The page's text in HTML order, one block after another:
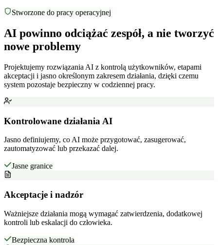
Stworzone do pracy operacyjnej
AI powinno odciążać zespół, a nie tworzyć
nowe problemy
Projektujemy rozwiązania AI z kontrolą użytkowników, etapami
akceptacji i jasno określonym zakresem działania, dzięki czemu
system pozostaje bezpieczny w codziennej pracy.
Kontrolowane działania AI
Jasno definiujemy, co AI może przygotować, zasugerować,
zautomatyzować lub przekazać dalej.
Jasne granice
Akceptacje i nadzór
Ważniejsze działania mogą wymagać zatwierdzenia, dodatkowej
kontroli lub eskalacji do człowieka.
Bezpieczna kontrola